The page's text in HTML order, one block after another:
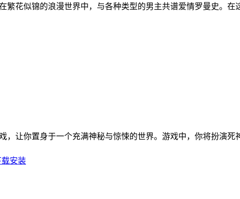
繁花似锦的浪漫世界中，与各种类型的男主共谱爱情罗曼史。
，让你置身于一个充满神秘与惊悚的世界。游戏中，你将扮演